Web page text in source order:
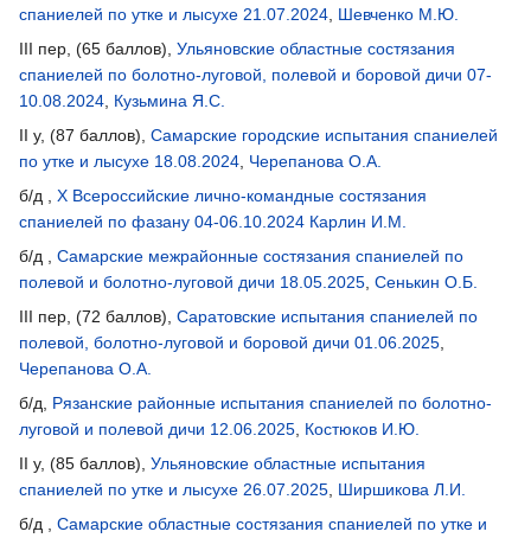
спаниелей по утке и лысухе 21.07.2024 Шевченко М.Ю.
III пер, (65 баллов), Ульяновские областные состязания
спаниелей по болотно-луговой, полевой и боровой дичи 07-
10.08.2024 Кузьмина Я.С.
II у, (87 баллов), Самарские городские испытания спаниелей
по утке и лысухе 18.08.2024 Черепанова О.А.
б/д , X Всероссийские лично-командные состязания
спаниелей по фазану 04-06.10.2024 Карлин И.М.
б/д , Самарские межрайонные состязания спаниелей по
полевой и болотно-луговой дичи 18.05.2025 Сенькин О.Б.
III пер, (72 баллов), Саратовские испытания спаниелей по
полевой, болотно-луговой и боровой дичи 01.06.2025
Черепанова О.А.
б/д, Рязанские районные испытания спаниелей по болотно-
луговой и полевой дичи 12.06.2025 Костюков И.Ю.
II у, (85 баллов), Ульяновские областные испытания
спаниелей по утке и лысухе 26.07.2025 Ширшикова Л.И.
б/д , Самарские областные состязания спаниелей по утке и